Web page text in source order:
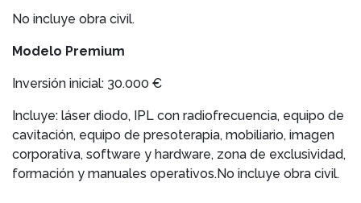
No incluye obra civil.
Modelo Premium
Inversión inicial: 30.000 €
Incluye: láser diodo, IPL con radiofrecuencia, equipo de
cavitación, equipo de presoterapia, mobiliario, imagen
corporativa, software y hardware, zona de exclusividad,
formación y manuales operativos.No incluye obra civil.